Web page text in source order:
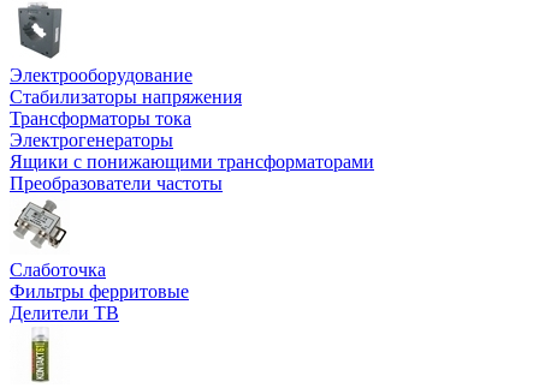
Электрооборудование
Стабилизаторы напряжения
Трансформаторы тока
Электрогенераторы
Ящики с понижающими трансформаторами
Преобразователи частоты
Слаботочка
Фильтры ферритовые
Делители ТВ